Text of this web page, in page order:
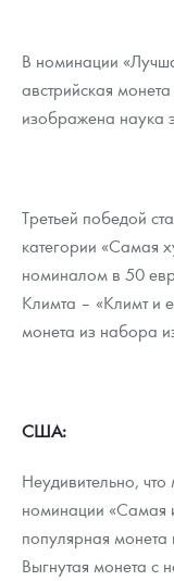
В номинации
австрийская
изображена наука
Третьей победой
категории «Самая
номиналом в 50
Климта – «Климт и
монета из набора
США:
Неудивительно,
номинации «Самая
популярная
Выгнутая монета